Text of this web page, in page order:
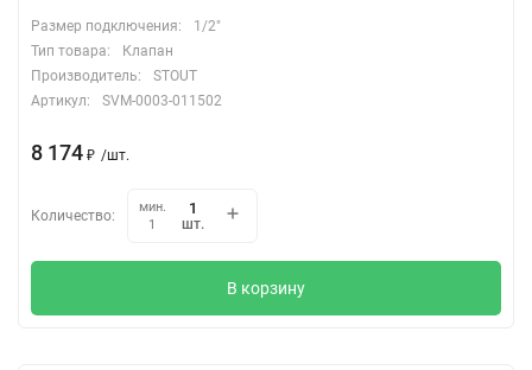
Размер подключения:
1/2"
Тип товара:
Клапан
Производитель:
STOUT
Артикул:
SVM-0003-011502
8 174 ₽ /шт.
Количество:
мин.
1
шт.
В корзину